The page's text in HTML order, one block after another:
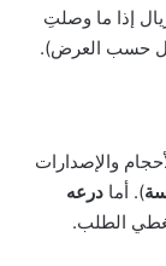
غالبًا بـ 20-25 ريال إذا ما وصلتِ
والإصدارات
). أما درعه
الطلب.